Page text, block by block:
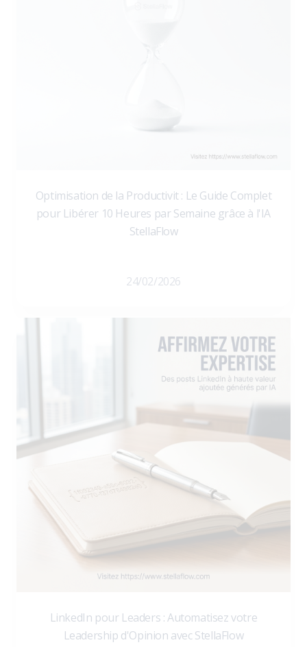
Optimisation de la Productivit : Le Guide Complet
pour Libérer 10 Heures par Semaine grâce à l'IA
StellaFlow
24/02/2026
LinkedIn pour Leaders : Automatisez votre
Leadership d'Opinion avec StellaFlow